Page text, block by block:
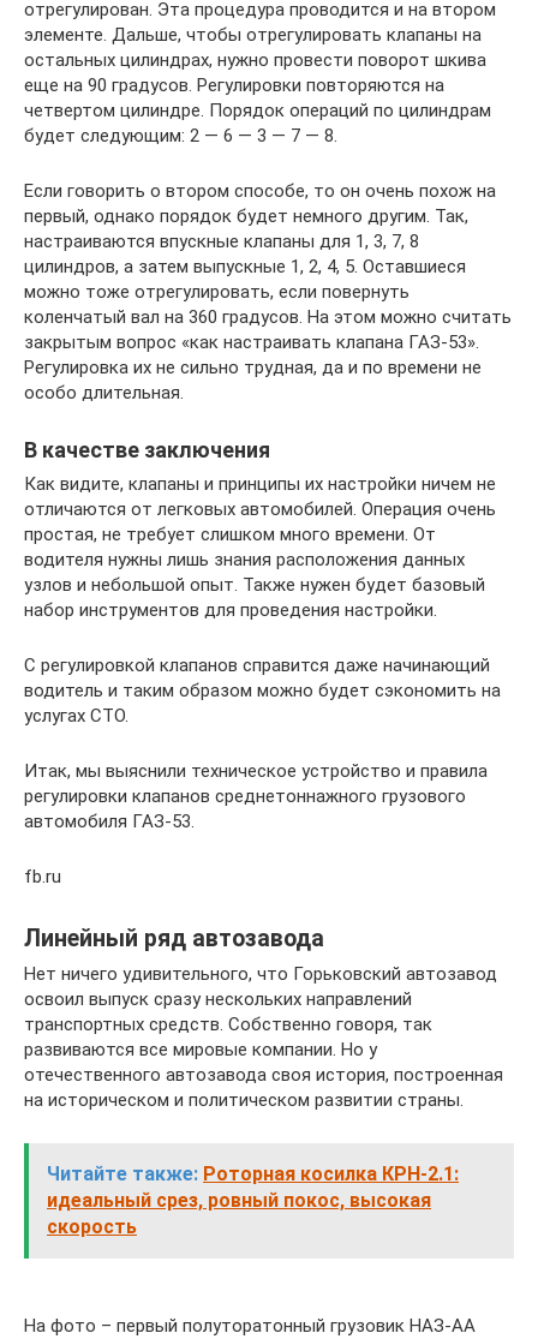
отрегулирован. Эта процедура проводится и на втором
элементе. Дальше, чтобы отрегулировать клапаны на
остальных цилиндрах, нужно провести поворот шкива
еще на 90 градусов. Регулировки повторяются на
четвертом цилиндре. Порядок операций по цилиндрам
будет следующим: 2 — 6 — 3 — 7 — 8.
Если говорить о втором способе, то он очень похож на
первый, однако порядок будет немного другим. Так,
настраиваются впускные клапаны для 1, 3, 7, 8
цилиндров, а затем выпускные 1, 2, 4, 5. Оставшиеся
можно тоже отрегулировать, если повернуть
коленчатый вал на 360 градусов. На этом можно считать
закрытым вопрос «как настраивать клапана ГАЗ-53».
Регулировка их не сильно трудная, да и по времени не
особо длительная.
В качестве заключения
Как видите, клапаны и принципы их настройки ничем не
отличаются от легковых автомобилей. Операция очень
простая, не требует слишком много времени. От
водителя нужны лишь знания расположения данных
узлов и небольшой опыт. Также нужен будет базовый
набор инструментов для проведения настройки.
С регулировкой клапанов справится даже начинающий
водитель и таким образом можно будет сэкономить на
услугах СТО.
Итак, мы выяснили техническое устройство и правила
регулировки клапанов среднетоннажного грузового
автомобиля ГАЗ-53.
fb.ru
Линейный ряд автозавода
Нет ничего удивительного, что Горьковский автозавод
освоил выпуск сразу нескольких направлений
транспортных средств. Собственно говоря, так
развиваются все мировые компании. Но у
отечественного автозавода своя история, построенная
на историческом и политическом развитии страны.
Читайте также: Роторная косилка КРН-2.1:
идеальный срез, ровный покос, высокая
скорость
На фото – первый полуторатонный грузовик НАЗ-АА